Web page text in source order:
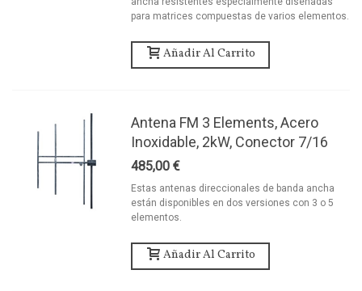
para matrices compuestas de varios elementos.
Añadir Al Carrito
Antena FM 3 Elements, Acero
Inoxidable, 2kW, Conector 7/16
485,00 €
Estas antenas direccionales de banda ancha
están disponibles en dos versiones con 3 o 5
elementos.
Añadir Al Carrito